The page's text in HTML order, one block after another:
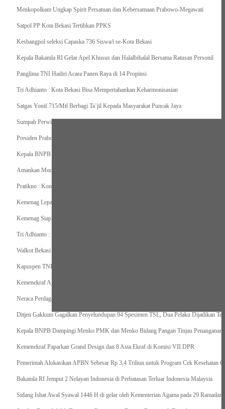
Menkopolkam Ungkap Spirit Persatuan dan Kebersamaan Prabowo-Megawati
Satpol PP Kota Bekasi Tertibkan PPKS
Kesbangpol seleksi Capaska 736 Siswa/i se-Kota Bekasi
Kepala Bakamla RI Gelar Apel Khusus dan Halalbihalal Bersama Ratusan Personil
Panglima TNI Hadiri Acara Panen Raya di 14 Propinsi
Tri Adhianto : Kota Bekasi Bisa Mempertahankan Keharmonisasian
Satgas Yonif 715/Mtl Berbagi Ta’jil Kepada Masyarakat Puncak Jaya
Sumpah Perwira Sebagai Janji Suci Pegangan Seumur Hidup
Presiden Prabowo Serahkan Zakat kepada BAZNAS di Istana Negara
Kepala BNPB Himbau Pemda Waspada Potensi Bencana Saat Lebaran
Amankan Mudik, Panglima TNI Kerahkan 66714 Personel Dan Alutsista
Pratikno : Kondisi Keamanan di Yahukimo Terkendali, Layanan Pendidikan dan
Kemenag Lepas Ratusan Peserta Program Mudik Gratis 1446 H/2025M
Kemenag Siapkan 6.180 Posko Masjid Ramah Mudik Lebaran 2025
Tri Adhianto : Barang Kadaluarsa Segera di Kembalikan
Walkot Bekasi Periksa Kesesuaian Takaran SPBU Saat Mudik Lebaran 2025
Kapuspen TNI : Media dan Pemangku Kepentingan Bersatu Wujudkan Mudik Aman
Kemenekraf Ajak Kabinet Merah Putih Nobar Film Animasi Jumbo
Neraca Perdagangan Indonesia Surplus 58 Bulan Berturut-turut
Ditjen Gakkum Gagalkan Penyelundupan 94 Spesimen TSL, Dua Pelaku Dijadikan
Kepala BNPB Dampingi Menko PMK dan Menko Bidang Pangan Tinjau Penanganan
Kemenekraf Paparkan Grand Design dan 8 Asta Ekraf di Komisi VII DPR
Pemerintah Alokasikan APBN Sebesar Rp 3,4 Triliun untuk Program Cek Kesehatan
Bakamla RI Jemput 2 Nelayan Indonesia di Perbatasan Terluar Indonesia Malaysia
Sidang Isbat Awal Syawal 1446 H di gelar oleh Kementerian Agama pada 29 Ramadan